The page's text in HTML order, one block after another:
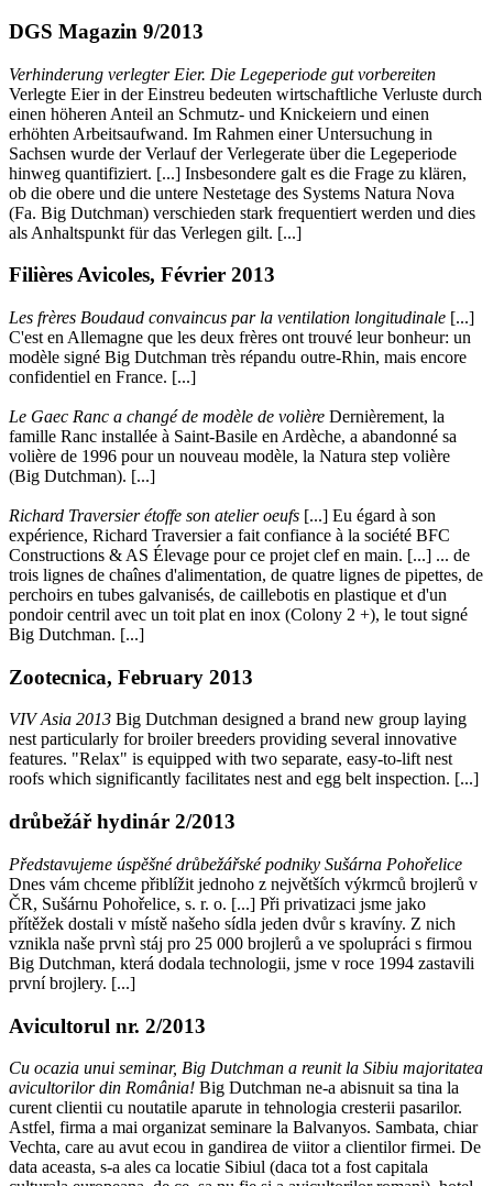
DGS Magazin 9/2013
Verhinderung verlegter Eier. Die Legeperiode gut vorbereiten
Verlegte Eier in der Einstreu bedeuten wirtschaftliche Verluste durch
einen höheren Anteil an Schmutz- und Knickeiern und einen
erhöhten Arbeitsaufwand. Im Rahmen einer Untersuchung in
Sachsen wurde der Verlauf der Verlegerate über die Legeperiode
hinweg quantifiziert. [...] Insbesondere galt es die Frage zu klären,
ob die obere und die untere Nestetage des Systems Natura Nova
(Fa. Big Dutchman) verschieden stark frequentiert werden und dies
als Anhaltspunkt für das Verlegen gilt. [...]
Filières Avicoles, Février 2013
Les frères Boudaud convaincus par la ventilation longitudinale [...]
C'est en Allemagne que les deux frères ont trouvé leur bonheur: un
modèle signé Big Dutchman très répandu outre-Rhin, mais encore
confidentiel en France. [...]
Le Gaec Ranc a changé de modèle de volière Dernièrement, la
famille Ranc installée à Saint-Basile en Ardèche, a abandonné sa
volière de 1996 pour un nouveau modèle, la Natura step volière
(Big Dutchman). [...]
Richard Traversier étoffe son atelier oeufs [...] Eu égard à son
expérience, Richard Traversier a fait confiance à la société BFC
Constructions & AS Élevage pour ce projet clef en main. [...] ... de
trois lignes de chaînes d'alimentation, de quatre lignes de pipettes, de
perchoirs en tubes galvanisés, de caillebotis en plastique et d'un
pondoir centril avec un toit plat en inox (Colony 2 +), le tout signé
Big Dutchman. [...]
Zootecnica, February 2013
VIV Asia 2013 Big Dutchman designed a brand new group laying
nest particularly for broiler breeders providing several innovative
features. "Relax" is equipped with two separate, easy-to-lift nest
roofs which significantly facilitates nest and egg belt inspection. [...]
drůbežář hydinár 2/2013
Představujeme úspěšné drůbežářské podniky Sušárna Pohořelice
Dnes vám chceme přiblížit jednoho z největších výkrmců brojlerů v
ČR, Sušárnu Pohořelice, s. r. o. [...] Při privatizaci jsme jako
přítěžek dostali v místě našeho sídla jeden dvůr s kravíny. Z nich
vznikla naše prvnì stáj pro 25 000 brojlerů a ve spolupráci s firmou
Big Dutchman, která dodala technologii, jsme v roce 1994 zastavili
první brojlery. [...]
Avicultorul nr. 2/2013
Cu ocazia unui seminar, Big Dutchman a reunit la Sibiu majoritatea
avicultorilor din România! Big Dutchman ne-a abisnuit sa tina la
curent clientii cu noutatile aparute in tehnologia cresterii pasarilor.
Astfel, firma a mai organizat seminare la Balvanyos. Sambata, chiar
Vechta, care au avut ecou in gandirea de viitor a clientilor firmei. De
data aceasta, s-a ales ca locatie Sibiul (daca tot a fost capitala